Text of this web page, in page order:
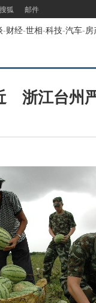
狐 邮件
-财经-世相-科技-汽车-房
浙江台州